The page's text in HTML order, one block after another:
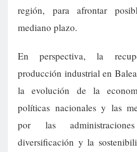
región, para afrontar
mediano plazo.
En perspectiva, la
producción industrial en
la evolución de la
políticas nacionales y las
por las
diversificación y la